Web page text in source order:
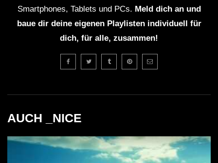
Smartphones, Tablets und PCs. Meld dich an und
baue dir deine eigenen Playlisten individuell für
dich, für alle, zusammen!
AUCH _NICE